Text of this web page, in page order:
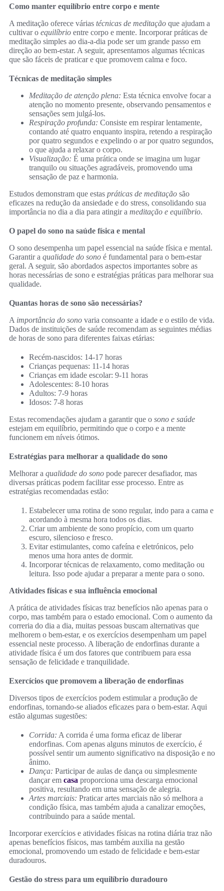
Como manter equilíbrio entre corpo e mente
A meditação oferece várias técnicas de meditação que ajudam a
cultivar o equilíbrio entre corpo e mente. Incorporar práticas de
meditação simples ao dia-a-dia pode ser um grande passo em
direção ao bem-estar. A seguir, apresentamos algumas técnicas
que são fáceis de praticar e que promovem calma e foco.
Técnicas de meditação simples
Meditação de atenção plena: Esta técnica envolve focar a
atenção no momento presente, observando pensamentos e
sensações sem julgá-los.
Respiração profunda: Consiste em respirar lentamente,
contando até quatro enquanto inspira, retendo a respiração
por quatro segundos e expelindo o ar por quatro segundos,
o que ajuda a relaxar o corpo.
Visualização: É uma prática onde se imagina um lugar
tranquilo ou situações agradáveis, promovendo uma
sensação de paz e harmonia.
Estudos demonstram que estas práticas de meditação são
eficazes na redução da ansiedade e do stress, consolidando sua
importância no dia a dia para atingir a meditação e equilíbrio.
O papel do sono na saúde física e mental
O sono desempenha um papel essencial na saúde física e mental.
Garantir a qualidade do sono é fundamental para o bem-estar
geral. A seguir, são abordados aspectos importantes sobre as
horas necessárias de sono e estratégias práticas para melhorar sua
qualidade.
Quantas horas de sono são necessárias?
A importância do sono varia consoante a idade e o estilo de vida.
Dados de instituições de saúde recomendam as seguintes médias
de horas de sono para diferentes faixas etárias:
Recém-nascidos: 14-17 horas
Crianças pequenas: 11-14 horas
Crianças em idade escolar: 9-11 horas
Adolescentes: 8-10 horas
Adultos: 7-9 horas
Idosos: 7-8 horas
Estas recomendações ajudam a garantir que o sono e saúde
estejam em equilíbrio, permitindo que o corpo e a mente
funcionem em níveis ótimos.
Estratégias para melhorar a qualidade do sono
Melhorar a qualidade do sono pode parecer desafiador, mas
diversas práticas podem facilitar esse processo. Entre as
estratégias recomendadas estão:
Estabelecer uma rotina de sono regular, indo para a cama e
acordando à mesma hora todos os dias.
Criar um ambiente de sono propício, com um quarto
escuro, silencioso e fresco.
Evitar estimulantes, como cafeína e eletrónicos, pelo
menos uma hora antes de dormir.
Incorporar técnicas de relaxamento, como meditação ou
leitura. Isso pode ajudar a preparar a mente para o sono.
Atividades físicas e sua influência emocional
A prática de atividades físicas traz benefícios não apenas para o
corpo, mas também para o estado emocional. Com o aumento da
correria do dia a dia, muitas pessoas buscam alternativas que
melhorem o bem-estar, e os exercícios desempenham um papel
essencial neste processo. A liberação de endorfinas durante a
atividade física é um dos fatores que contribuem para essa
sensação de felicidade e tranquilidade.
Exercícios que promovem a liberação de endorfinas
Diversos tipos de exercícios podem estimular a produção de
endorfinas, tornando-se aliados eficazes para o bem-estar. Aqui
estão algumas sugestões:
Corrida: A corrida é uma forma eficaz de liberar
endorfinas. Com apenas alguns minutos de exercício, é
possível sentir um aumento significativo na disposição e no
ânimo.
Dança: Participar de aulas de dança ou simplesmente
dançar em casa proporciona uma descarga emocional
positiva, resultando em uma sensação de alegria.
Artes marciais: Praticar artes marciais não só melhora a
condição física, mas também ajuda a canalizar emoções,
contribuindo para a saúde mental.
Incorporar exercícios e atividades físicas na rotina diária traz não
apenas benefícios físicos, mas também auxilia na gestão
emocional, promovendo um estado de felicidade e bem-estar
duradouros.
Gestão do stress para um equilíbrio duradouro